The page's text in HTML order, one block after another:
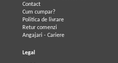
Contact
Cum cumpar?
Politica de livrare
Retur comenzi
Angajari - Cariere
Legal